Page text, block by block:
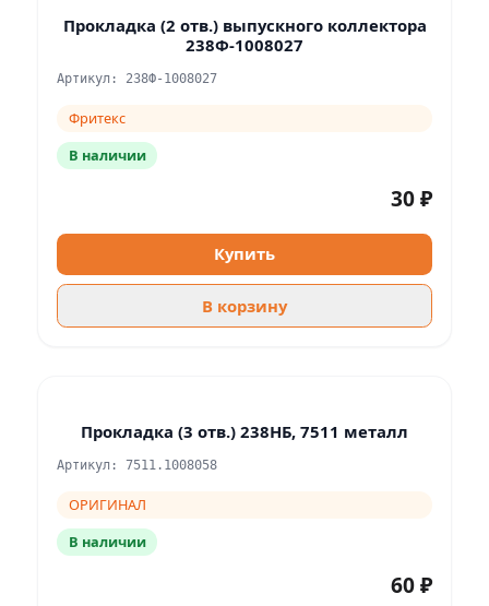
Прокладка (2 отв.) выпускного коллектора
238Ф-1008027
Артикул: 238Ф-1008027
Фритекс
В наличии
30 ₽
Купить
В корзину
Прокладка (3 отв.) 238НБ, 7511 металл
Артикул: 7511.1008058
ОРИГИНАЛ
В наличии
60 ₽